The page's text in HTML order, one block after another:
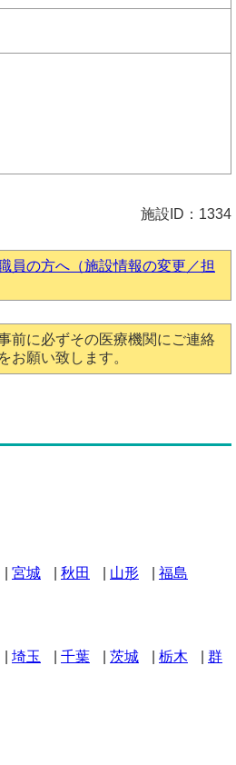
施設ID：1334
員の方へ（施設情報の変更／担
前に必ずその医療機関にご連絡
お願い致します。
宮城 秋田 山形 福島
埼玉 千葉 茨城 栃木 群